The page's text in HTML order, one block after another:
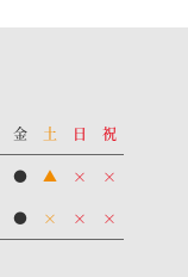
金 土 日
祝
● ▲ × ×
● × × ×